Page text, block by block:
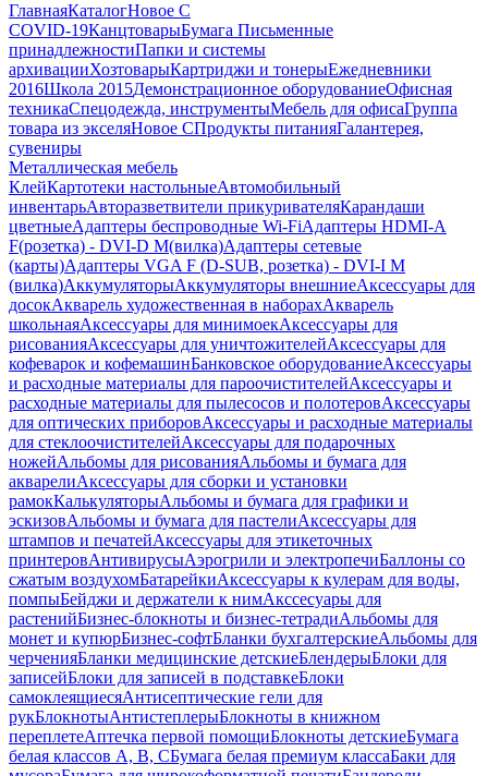
ГлавнаяКаталогНовое С
COVID-19КанцтоварыБумага Письменные
принадлежностиПапки и системы
архивацииХозтоварыКартриджи и тонерыЕжедневники
2016Школа 2015Демонстрационное оборудованиеОфисная
техникаСпецодежда, инструментыМебель для офисаГруппа
товара из экселяНовое СПродукты питанияГалантерея,
сувениры
Металлическая мебель
КлейКартотеки настольныеАвтомобильный
инвентарьАвторазветвители прикуривателяКарандаши
цветныеАдаптеры беспроводные Wi-FiАдаптеры HDMI-A
F(розетка) - DVI-D M(вилка)Адаптеры сетевые
(карты)Адаптеры VGA F (D-SUB, розетка) - DVI-I M
(вилка)АккумуляторыАккумуляторы внешниеАксессуары для
досокАкварель художественная в наборахАкварель
школьнаяАксессуары для минимоекАксессуары для
рисованияАксессуары для уничтожителейАксессуары для
кофеварок и кофемашинБанковское оборудованиеАксессуары
и расходные материалы для пароочистителейАксессуары и
расходные материалы для пылесосов и полотеровАксессуары
для оптических приборовАксессуары и расходные материалы
для стеклоочистителейАксессуары для подарочных
ножейАльбомы для рисованияАльбомы и бумага для
акварелиАксессуары для сборки и установки
рамокКалькуляторыАльбомы и бумага для графики и
эскизовАльбомы и бумага для пастелиАксессуары для
штампов и печатейАксессуары для этикеточных
принтеровАнтивирусыАэрогрили и электропечиБаллоны со
сжатым воздухомБатарейкиАксессуары к кулерам для воды,
помпыБейджи и держатели к нимАкссесуары для
растенийБизнес-блокноты и бизнес-тетрадиАльбомы для
монет и купюрБизнес-софтБланки бухгалтерскиеАльбомы для
черченияБланки медицинские детскиеБлендерыБлоки для
записейБлоки для записей в подставкеБлоки
самоклеящиесяАнтисептические гели для
рукБлокнотыАнтистеплерыБлокноты в книжном
переплетеАптечка первой помощиБлокноты детскиеБумага
белая классов А, В, СБумага белая премиум классаБаки для